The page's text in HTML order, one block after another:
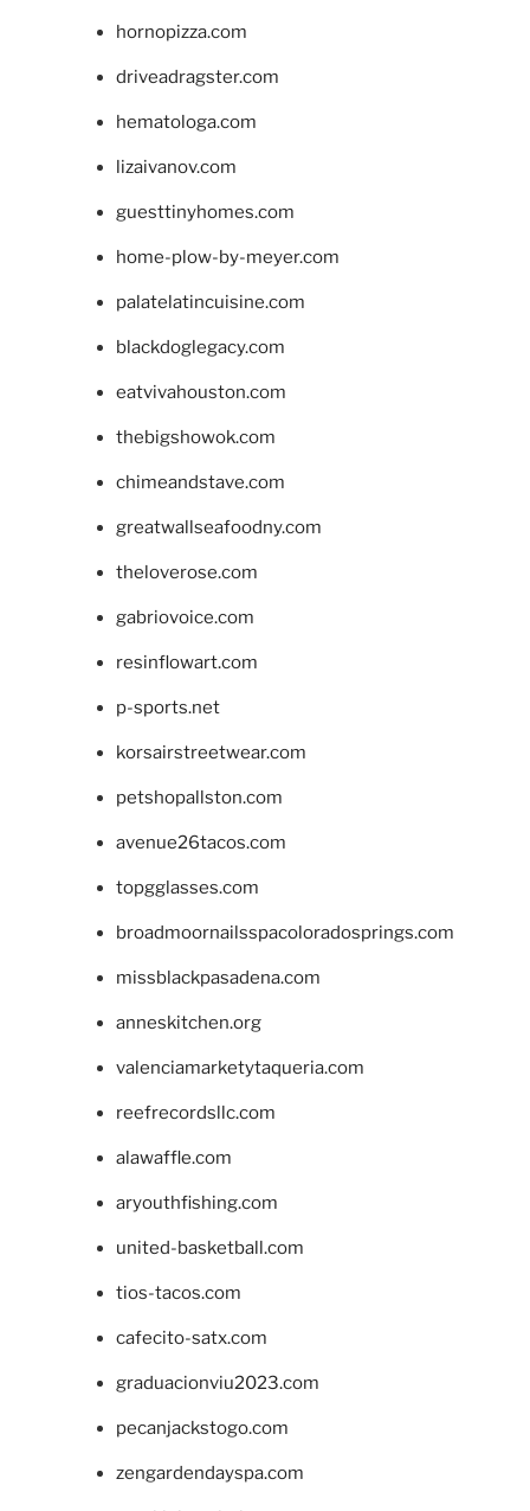
hornopizza.com
driveadragster.com
hematologa.com
lizaivanov.com
guesttinyhomes.com
home-plow-by-meyer.com
palatelatincuisine.com
blackdoglegacy.com
eatvivahouston.com
thebigshowok.com
chimeandstave.com
greatwallseafoodny.com
theloverose.com
gabriovoice.com
resinflowart.com
p-sports.net
korsairstreetwear.com
petshopallston.com
avenue26tacos.com
topgglasses.com
broadmoornailsspacoloradosprings.com
missblackpasadena.com
anneskitchen.org
valenciamarketytaqueria.com
reefrecordsllc.com
alawaffle.com
aryouthfishing.com
united-basketball.com
tios-tacos.com
cafecito-satx.com
graduacionviu2023.com
pecanjackstogo.com
zengardendayspa.com